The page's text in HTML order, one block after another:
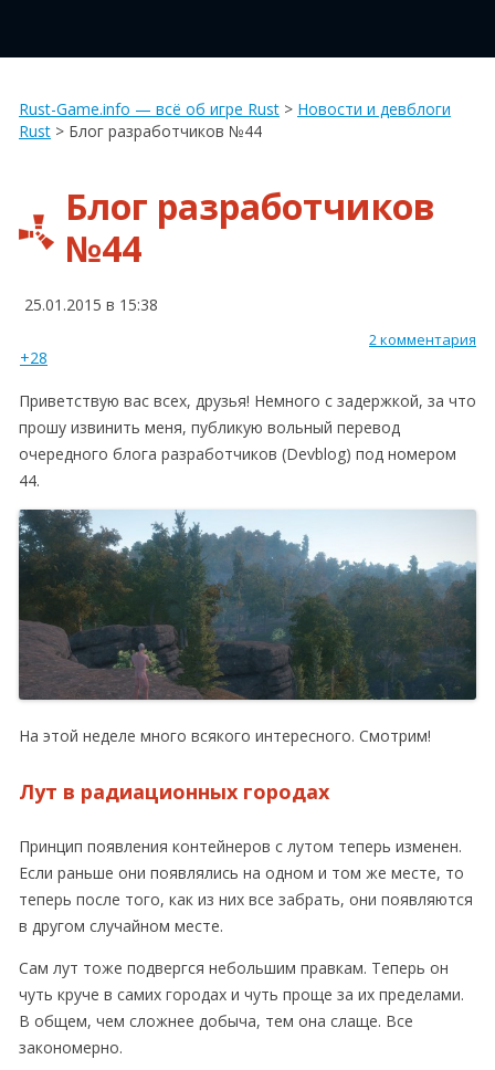
Rust-Game.info — всё об игре Rust > Новости и девблоги
Rust > Блог разработчиков №44
Блог разработчиков
№44
25.01.2015 в 15:38
2 комментария
+28
Приветствую вас всех, друзья! Немного с задержкой, за что
прошу извинить меня, публикую вольный перевод
очередного блога разработчиков (Devblog) под номером
44.
На этой неделе много всякого интересного. Смотрим!
Лут в радиационных городах
Принцип появления контейнеров с лутом теперь изменен.
Если раньше они появлялись на одном и том же месте, то
теперь после того, как из них все забрать, они появляются
в другом случайном месте.
Сам лут тоже подвергся небольшим правкам. Теперь он
чуть круче в самих городах и чуть проще за их пределами.
В общем, чем сложнее добыча, тем она слаще. Все
закономерно.